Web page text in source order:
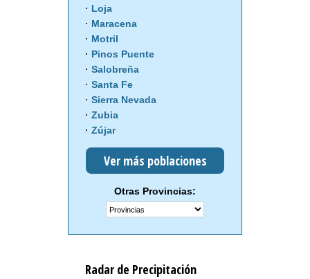
Loja
Maracena
Motril
Pinos Puente
Salobreña
Santa Fe
Sierra Nevada
Zubia
Zújar
Ver más poblaciones
Otras Provincias:
Radar de Precipitación